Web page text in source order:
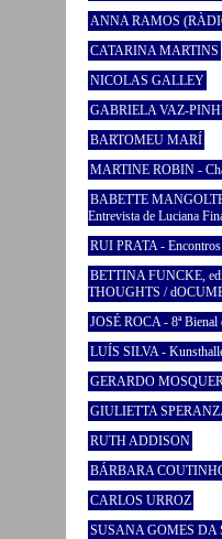
ANNA RAMOS
CATARINA MARTINS
NICOLAS GALLEY
GABRIELA VAZ-
BARTOMEU MARÍ
MARTINE ROBIN -
BABETTE
Entrevista de Luciana
RUI PRATA - Encontros
BETTINA FUNCKE,
THOUGHTS /
JOSÉ ROCA - 8ª
LUÍS SILVA -
GERARDO
GIULIETTA
RUTH ADDISON
BÁRBARA
CARLOS URROZ
SUSANA GOMES DA